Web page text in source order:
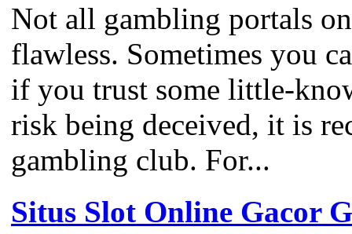
Not all gambling portals
flawless. Sometimes you
if you trust some little-
risk being deceived, it is
gambling club. For...
Situs Slot Online Gacor